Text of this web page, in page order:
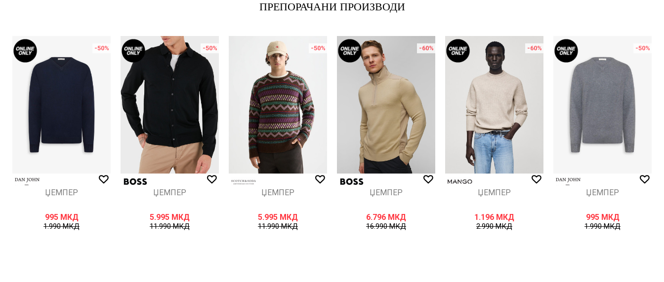
ПРЕПОРАЧАНИ ПРОИЗВОДИ
-50%
ЏЕМПЕР
995 МКД
1.990МКД
-50%
ЏЕМПЕР
5.995 МКД
11.990МКД
-50%
ЏЕМПЕР
5.995 МКД
11.990МКД
-60%
ЏЕМПЕР
6.796 МКД
16.990МКД
-60%
ЏЕМПЕР
1.196 МКД
2.990МКД
-50%
ЏЕМПЕР
995 МКД
1.990МКД